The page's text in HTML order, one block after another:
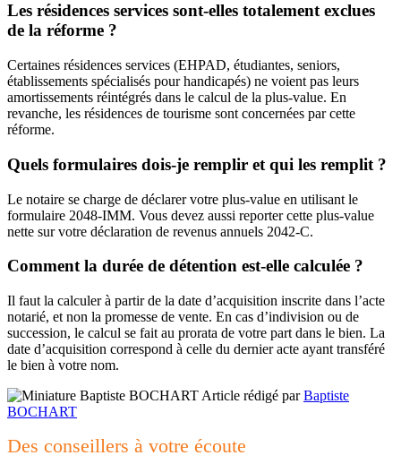
Les résidences services sont-elles totalement exclues
de la réforme ?
Certaines résidences services (EHPAD, étudiantes, seniors,
établissements spécialisés pour handicapés) ne voient pas leurs
amortissements réintégrés dans le calcul de la plus-value. En
revanche, les résidences de tourisme sont concernées par cette
réforme.
Quels formulaires dois-je remplir et qui les remplit ?
Le notaire se charge de déclarer votre plus-value en utilisant le
formulaire 2048-IMM. Vous devez aussi reporter cette plus-value
nette sur votre déclaration de revenus annuels 2042-C.
Comment la durée de détention est-elle calculée ?
Il faut la calculer à partir de la date d’acquisition inscrite dans l’acte
notarié, et non la promesse de vente. En cas d’indivision ou de
succession, le calcul se fait au prorata de votre part dans le bien. La
date d’acquisition correspond à celle du dernier acte ayant transféré
le bien à votre nom.
Article rédigé parBaptiste
BOCHART
Des conseillers à votre écoute